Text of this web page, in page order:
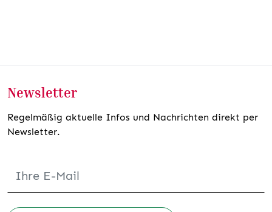
Newsletter
Regelmäßig aktuelle Infos und Nachrichten direkt per
Newsletter.